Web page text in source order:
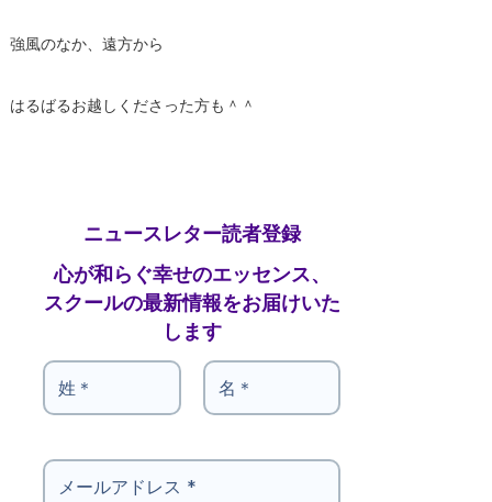
強風のなか、遠方から
はるばるお越しくださった方も＾＾
ニュースレター読者登録
心が和らぐ幸せのエッセンス、
スクールの最新情報をお届けいた
します